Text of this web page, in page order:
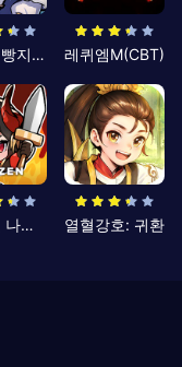
킹방치: 빵지의 제왕 레퀴엠M(CBT)
뮤: 포켓 나이츠 열혈강호: 귀환